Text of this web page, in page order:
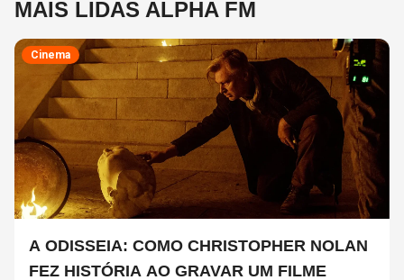
MAIS LIDAS ALPHA FM
Cinema
A ODISSEIA: COMO CHRISTOPHER NOLAN
FEZ HISTÓRIA AO GRAVAR UM FILME